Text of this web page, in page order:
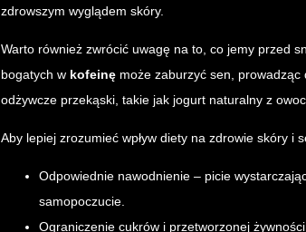
zdrowszym wyglądem skóry.
Warto również zwrócić uwagę na to, co jemy przed
bogatych w kofeinę może zaburzyć sen,
odżywcze przekąski, takie jak jogurt naturalny z
Aby lepiej zrozumieć wpływ diety na zdrowie skóry i
Odpowiednie nawodnienie – picie
samopoczucie.
Ograniczenie cukrów i przetworzonej